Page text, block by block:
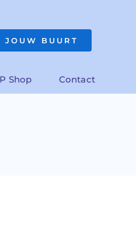
JOUW BUURT
Shop Contact